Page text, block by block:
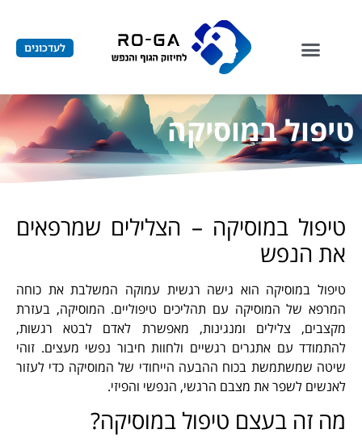
לעדכונים
טיפול במוסיקה
טיפול במוסיקה – הצלילים שמרפאים
את הנפש
טיפול במוסיקה הוא גישה רגשית עמוקה המשלבת את כוחה
המרפא של המוסיקה עם תהליכים טיפוליים. המוסיקה, בעזרת
מקצבים, צלילים ומנגינות, מאפשרת לאדם לבטא רגשות,
להתמודד עם אתגרים רגשיים ולחוות חיבור נפשי מעצים. זוהי
שיטה שמשתמשת בכוח ההבעה הייחודי של המוסיקה כדי לעזור
לאנשים לשפר את מצבם הרגשי, הנפשי והפיזי.
מה זה בעצם טיפול במוסיקה?